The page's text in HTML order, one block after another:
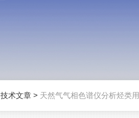
技术文章 > 天然气气相色谱仪分析烃类